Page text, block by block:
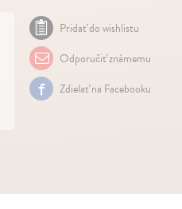
Pridať do wishlistu
Odporučiť známemu
Zdielať na Facebooku